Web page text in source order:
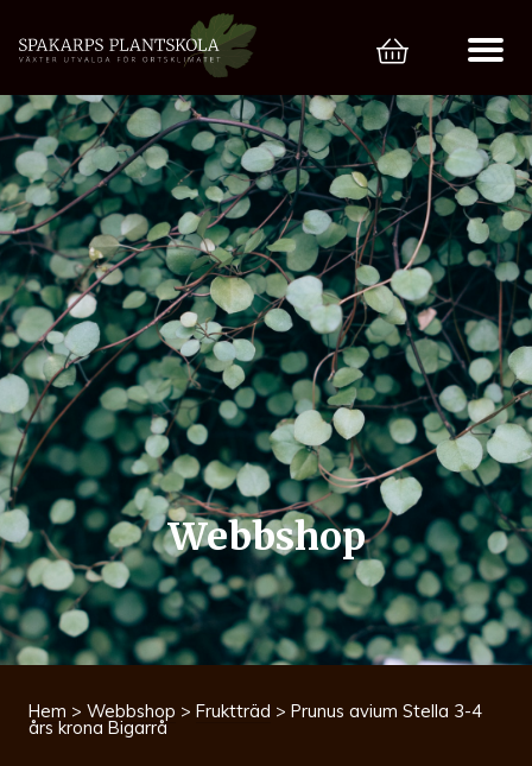
Webbshop
Hem > Webbshop > Fruktträd > Prunus avium Stella 3-4
års krona Bigarrå